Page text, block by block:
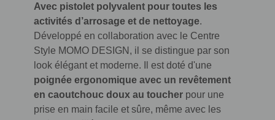
Avec pistolet polyvalent pour toutes les
activités d’arrosage et de nettoyage.
Développé en collaboration avec le Centre
Style MOMO DESIGN, il se distingue par son
look élégant et moderne. Il est doté d'une
poignée ergonomique avec un revêtement
en caoutchouc doux au toucher pour une
prise en main facile et sûre, même avec les